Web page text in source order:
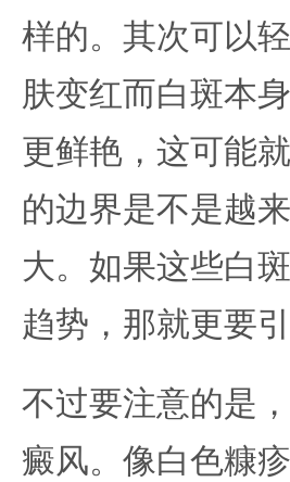
样的。其次可以
肤变红而白斑本
更鲜艳，这可能
的边界是不是越
大。如果这些白
趋势，那就更要
不过要注意的是
癜风。像白色糠